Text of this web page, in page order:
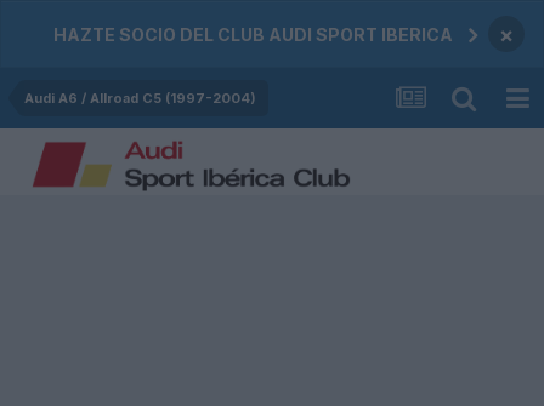
HAZTE SOCIO DEL CLUB AUDI SPORT IBERICA ×
Audi A6 / Allroad C5 (1997-2004)